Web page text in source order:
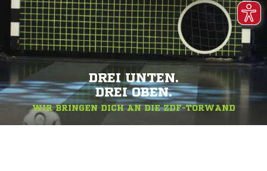
DREI UNTEN.
DREI OBEN.
WIR BRINGEN DICH AN DIE ZDF-TORWAND